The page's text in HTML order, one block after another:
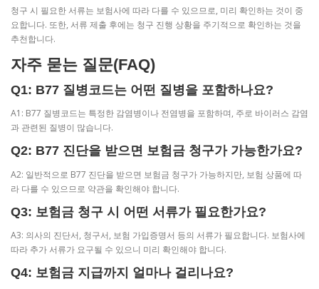
청구 시 필요한 서류는 보험사에 따라 다를 수 있으므로, 미리 확인하는 것이 중
요합니다. 또한, 서류 제출 후에는 청구 진행 상황을 주기적으로 확인하는 것을
추천합니다.
자주 묻는 질문(FAQ)
Q1: B77 질병코드는 어떤 질병을 포함하나요?
A1: B77 질병코드는 특정한 감염병이나 전염병을 포함하며, 주로 바이러스 감염
과 관련된 질병이 많습니다.
Q2: B77 진단을 받으면 보험금 청구가 가능한가요?
A2: 일반적으로 B77 진단을 받으면 보험금 청구가 가능하지만, 보험 상품에 따
라 다를 수 있으므로 약관을 확인해야 합니다.
Q3: 보험금 청구 시 어떤 서류가 필요한가요?
A3: 의사의 진단서, 청구서, 보험 가입증명서 등의 서류가 필요합니다. 보험사에
따라 추가 서류가 요구될 수 있으니 미리 확인해야 합니다.
Q4: 보험금 지급까지 얼마나 걸리나요?